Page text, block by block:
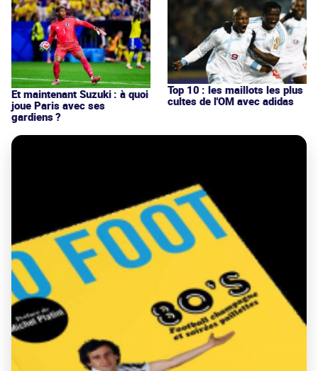
Et maintenant Suzuki : à quoi
joue Paris avec ses
gardiens ?
Top 10 : les maillots les plus
cultes de l'OM avec adidas